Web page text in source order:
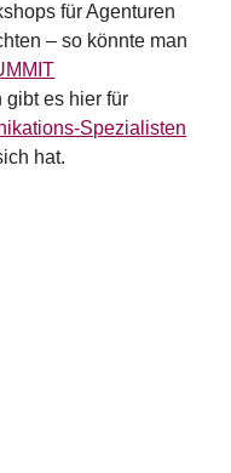
für Agenturen
– so könnte man
gibt es hierfür
Spezialisten
hat.